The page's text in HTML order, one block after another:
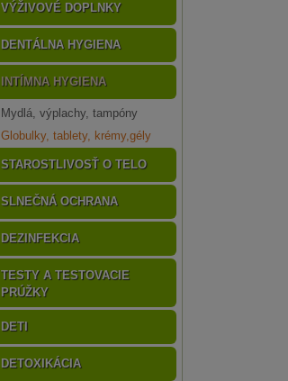
VÝŽIVOVÉ DOPLNKY
DENTÁLNA HYGIENA
INTÍMNA HYGIENA
Mydlá, výplachy, tampóny
Globulky, tablety, krémy,gély
STAROSTLIVOSŤ O TELO
SLNEČNÁ OCHRANA
DEZINFEKCIA
TESTY A TESTOVACIE
PRÚŽKY
DETI
DETOXIKÁCIA